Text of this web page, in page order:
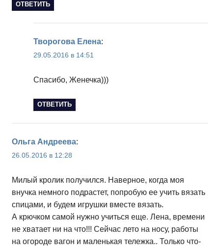
ОТВЕТИТЬ
Творогова Елена:
29.05.2016 в 14:51
Спасибо, Женечка)))
ОТВЕТИТЬ
Ольга Андреева:
26.05.2016 в 12:28
Милый кролик получился. Наверное, когда моя
внучка немного подрастет, попробую ее учить вязать
спицами, и будем игрушки вместе вязать.
А крючком самой нужно учиться еще. Лена, времени
не хватает ни на что!!! Сейчас лето на носу, работы
на огороде вагон и маленькая тележка.. Только что-